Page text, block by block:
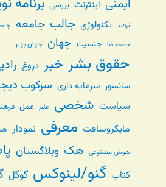
ایمنی اینترنت بررسی برنامه
ترفند تکنولوژی جالب جامعه
جمعه ها جنسیت جهان جهان بهتر
حقوق بشر خبر دروغ
سانسور سرمایه داری سرکوب
سیاست شخصی علم عمل
مایکروسافت معرفی نمودار
هوش مصنوعی هک وبلاگستان
کتاب گنو/لینوکس گوگل